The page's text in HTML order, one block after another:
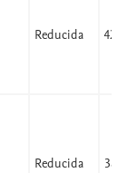
Reducida 42,07
Reducida 38,25